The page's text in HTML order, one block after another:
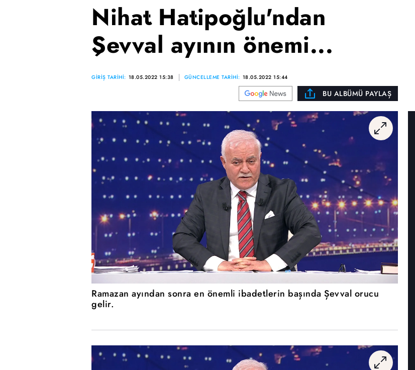
Nihat Hatipoğlu'ndan
Şevval ayının önemi...
GİRİŞ TARİHİ: 18.05.2022 15:38 GÜNCELLEME TARİHİ: 18.05.2022 15:44
BU ALBÜMÜ PAYLAŞ
Ramazan ayından sonra en önemli ibadetlerin başında Şevval orucu
gelir.